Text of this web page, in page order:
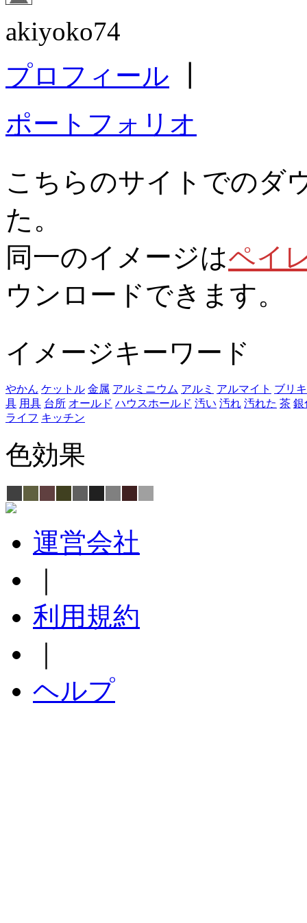
akiyoko74
プロフィール
ポートフォリオ
こちらのサイトでのダ
た。
同一のイメージはペイ
ウンロードできます。
イメージキーワード
やかん ケットル 金属 アルミニウム アルミ アルマイト ブリキ
具 用具 台所 オールド ハウスホールド 汚い 汚れ 汚れた 茶 銀
ライフ キッチン
色効果
運営会社
利用規約
ヘルプ